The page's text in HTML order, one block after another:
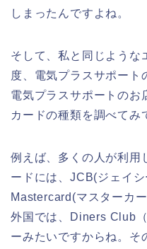
しまったんですよね。
そして、私と同じような
度、電気プラスサポート
電気プラスサポートの
カードの種類を調べてみ
例えば、多くの人が利
ードには、JCB(ジェイ
Mastercard(マスターカ
外国では、Diners Club
ーみたいですからね。そ